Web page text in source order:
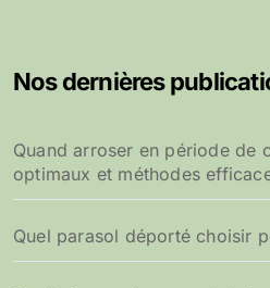
Nos dernières
Quand arroser en période de
optimaux et méthodes
Quel parasol déporté choisir